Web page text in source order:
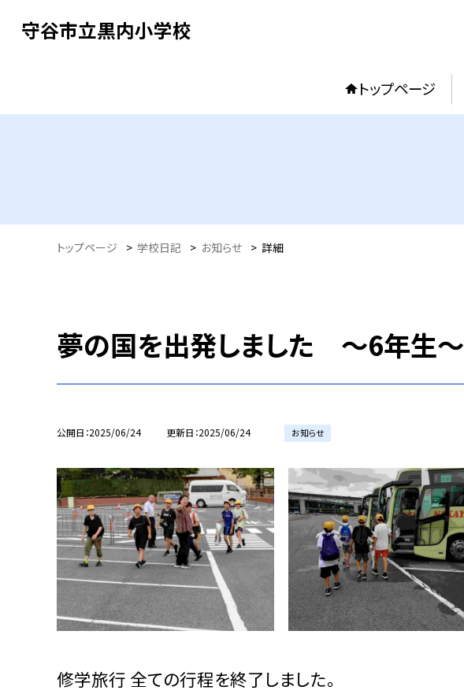
守谷市立黒内小学校
トップページ
トップページ > 学校日記 > お知らせ > 詳細
夢の国を出発しました 〜6年生〜
公開日 2025/06/24 更新日 2025/06/24 お知らせ
修学旅行 全ての行程を終了しました。